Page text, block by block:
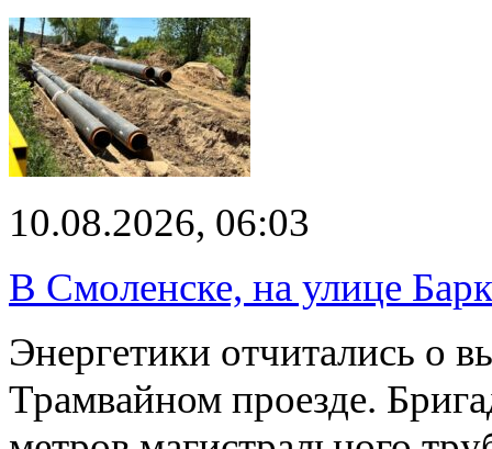
10.08.2026, 06:03
В Смоленске, на улице
Энергетики отчитались о
Трамвайном проезде.